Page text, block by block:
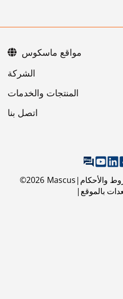
اتصل بنا
©2026 Mascus والأحكام
بالموقع
مواقع ماسكوس